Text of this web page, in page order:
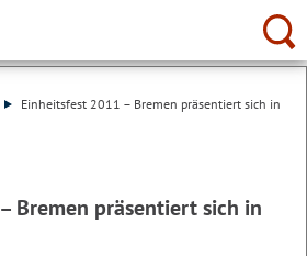
Einheitsfest 2011 – Bremen präsentiert sich in
Bremen präsentiert sich in